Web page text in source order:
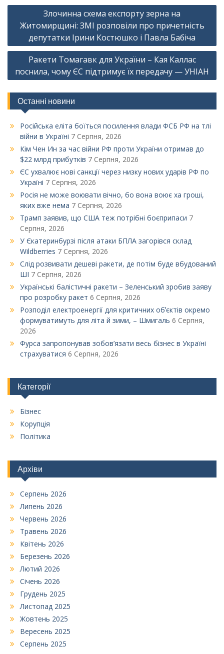
Навігація
записів
Злочинна схема експорту зерна на
Житомирщині: ЗМІ розповіли про причетність
депутатки Ірини Костюшко і Павла Бабіча
Ракети Томагавк для України – Кая Каллас
поснила, чому ЄС підтримує їх передачу — УНІАН
Останні новини
Російська еліта боїться посилення влади ФСБ РФ на тлі
війни в Україні 7 Серпня, 2026
Кім Чен Ин за час війни РФ проти України отримав до
$22 млрд прибутків 7 Серпня, 2026
ЄС ухвалює нові санкції через низку нових ударів РФ по
Україні 7 Серпня, 2026
Росія не може воювати вічно, бо вона воює ха гроші,
яких вже нема 7 Серпня, 2026
Трамп заявив, що США теж потрібні боєприпаси 7
Серпня, 2026
У Єкатеринбурзі після атаки БПЛА загорівся склад
Wildberries 7 Серпня, 2026
Слід розвивати дешеві ракети, де потім буде вбудований
ШІ 7 Серпня, 2026
Українські балістичні ракети – Зеленський зробив заяву
про розробку ракет 6 Серпня, 2026
Розподіл електроенергії для критичних обʼєктів окремо
формуватимуть для літа й зими, – Шмигаль 6 Серпня,
2026
Фурса запропонував зобов’язати весь бізнес в Україні
страхуватися 6 Серпня, 2026
Категорії
Бізнес
Корупція
Політика
Архіви
Серпень 2026
Липень 2026
Червень 2026
Травень 2026
Квітень 2026
Березень 2026
Лютий 2026
Січень 2026
Грудень 2025
Листопад 2025
Жовтень 2025
Вересень 2025
Серпень 2025